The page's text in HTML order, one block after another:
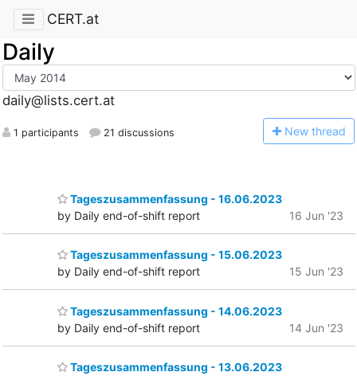
CERT.at
Daily
daily@lists.cert.at
1 participants 21 discussions New thread
Tageszusammenfassung - 16.06.2023
by Daily end-of-shift report
16 Jun '23
Tageszusammenfassung - 15.06.2023
by Daily end-of-shift report
15 Jun '23
Tageszusammenfassung - 14.06.2023
by Daily end-of-shift report
14 Jun '23
Tageszusammenfassung - 13.06.2023